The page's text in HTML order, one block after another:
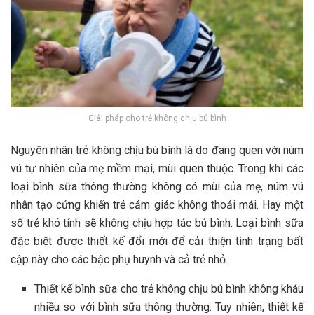
Giải pháp cho trẻ không chịu bú bình
Nguyên nhân trẻ không chịu bú bình là do đang quen với núm
vú tự nhiên của mẹ mềm mại, mùi quen thuộc. Trong khi các
loại bình sữa thông thường không có mùi của mẹ, núm vú
nhân tạo cứng khiến trẻ cảm giác không thoải mái. Hay một
số trẻ khó tính sẽ không chịu hợp tác bú bình. Loại bình sữa
đặc biệt được thiết kế đổi mới để cải thiện tình trạng bất
cập này cho các bậc phụ huynh và cả trẻ nhỏ.
Thiết kế bình sữa cho trẻ không chịu bú bình không kháu
nhiều so với bình sữa thông thường. Tuy nhiên, thiết kế